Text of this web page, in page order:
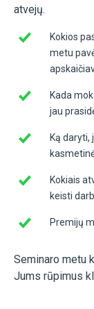
atvejų.
Kokios
metu
Kada
jau
Ką
Kokiais
keisti
Premijų
Seminaro metu
Jums rūpimus